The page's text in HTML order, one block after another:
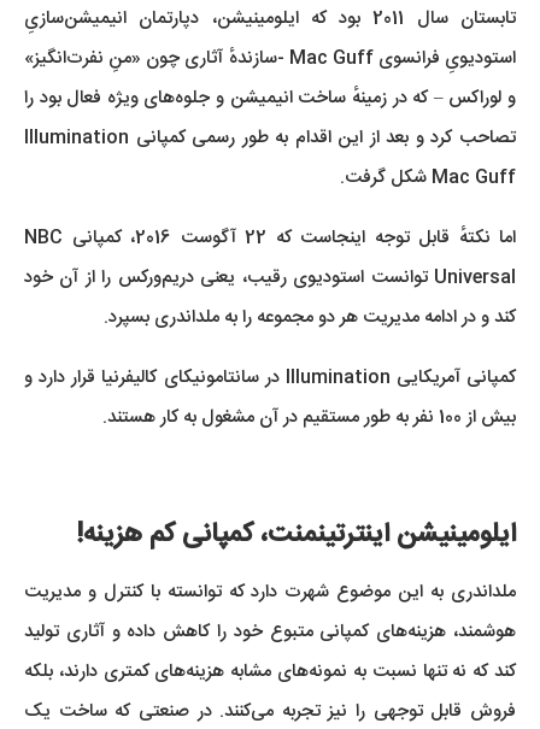
تابستان سال 2011 بود که ایلومینیشن، دپارتمان انیمیشن‌سازیِ
استودیویِ فرانسوی Mac Guff -سازندهٔ آثاری چون «منِ نفرت‌انگیز»
و لوراکس – که در زمینهٔ ساخت انیمیشن و جلوه‌های ویژه فعال بود را
تصاحب کرد و بعد از این اقدام به طور رسمی کمپانی Illumination
Mac Guff شکل گرفت.
اما نکتهٔ قابل توجه اینجاست که 22 آگوست 2016، کمپانی NBC
Universal توانست استودیوی رقیب، یعنی دریم‌ورکس را از آن خود
کند و در ادامه مدیریت هر دو مجموعه را به ملداندری بسپرد.
کمپانی آمریکایی Illumination در سانتامونیکای کالیفرنیا قرار دارد و
بیش از 100 نفر به طور مستقیم در آن مشغول به کار هستند.
ایلومینیشن اینترتینمنت، کمپانی کم هزینه!
ملداندری به این موضوع شهرت دارد که توانسته با کنترل و مدیریت
هوشمند، هزینه‌های کمپانی متبوع خود را کاهش داده و آثاری تولید
کند که نه تنها نسبت به نمونه‌های مشابه هزینه‌های کمتری دارند، بلکه
فروش قابل توجهی را نیز تجربه می‌کنند. در صنعتی که ساخت یک